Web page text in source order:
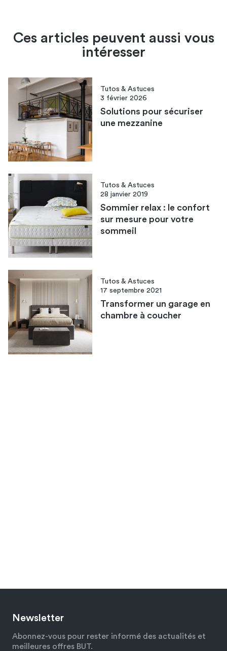
Ces articles peuvent aussi vous
intéresser
Tutos & Astuces
3 février 2026
Solutions pour sécuriser
une mezzanine
Tutos & Astuces
28 janvier 2019
Sommier relax : le confort
sur mesure pour votre
sommeil
Tutos & Astuces
17 septembre 2021
Transformer un garage en
chambre à coucher
Newsletter
Abonnez-vous pour rester informé des actualités et
meilleures offres BUT.